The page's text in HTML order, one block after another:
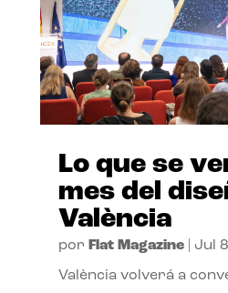
Lo que se
mes del
València
por Flat Magazine| Jul
València volverá a